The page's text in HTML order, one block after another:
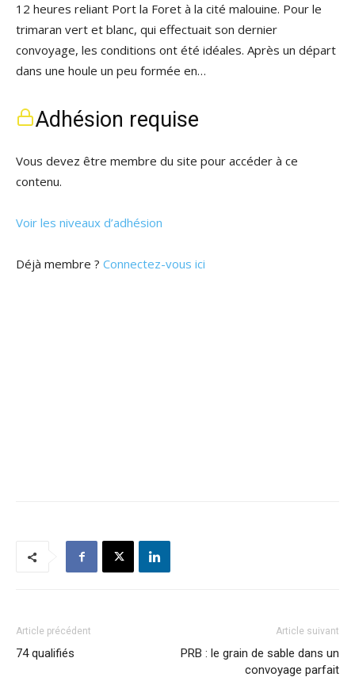
12 heures reliant Port la Foret à la cité malouine. Pour le
trimaran vert et blanc, qui effectuait son dernier
convoyage, les conditions ont été idéales. Après un départ
dans une houle un peu formée en…
Adhésion requise
Vous devez être membre du site pour accéder à ce
contenu.
Voir les niveaux d’adhésion
Déjà membre ? Connectez-vous ici
Article précédent
74 qualifiés
Article suivant
PRB : le grain de sable dans un
convoyage parfait